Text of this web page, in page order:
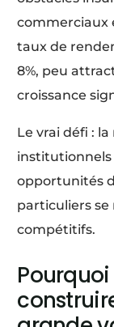
commerciaux
taux de
8%, peu
croissance
Le vrai défi :
opportunités
particuliers se
compétitifs.